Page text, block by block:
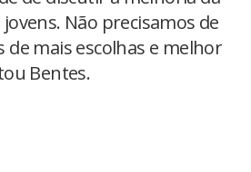
Não precisamos de
de mais escolhas e melhor
Bentes.